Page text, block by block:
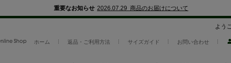
重要なお知らせ 2026.07.29 商品のお届けについて
よう
ホーム 返品・ご利用方法 サイズガイド お問い合わせ